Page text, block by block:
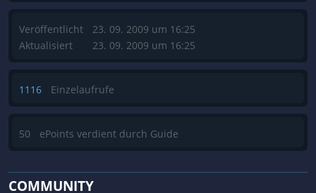
Veröffentlicht
Aktualisiert
23. 09. 2009 um 16:25
23. 09. 2009 um 16:25
1116 Einzelaufrufe
50 ePoints verdient durch Guide
COMMUNITY